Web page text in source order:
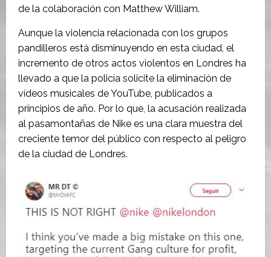
de la colaboración con Matthew William.
Aunque la violencia relacionada con los grupos
pandilleros está disminuyendo en esta ciudad, el
incremento de otros actos violentos en Londres ha
llevado a que la policía solicite la eliminación de
vídeos musicales de YouTube, publicados a
principios de año. Por lo que, la acusación realizada
al pasamontañas de Nike es una clara muestra del
creciente temor del público con respecto al peligro
de la ciudad de Londres.